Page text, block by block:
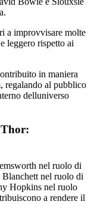
a improvvisare molte
leggero rispetto ai
in maniera
regalando al pubblico
delluniverso
nel ruolo di
nel ruolo di
Hopkins nel ruolo
a rendere il